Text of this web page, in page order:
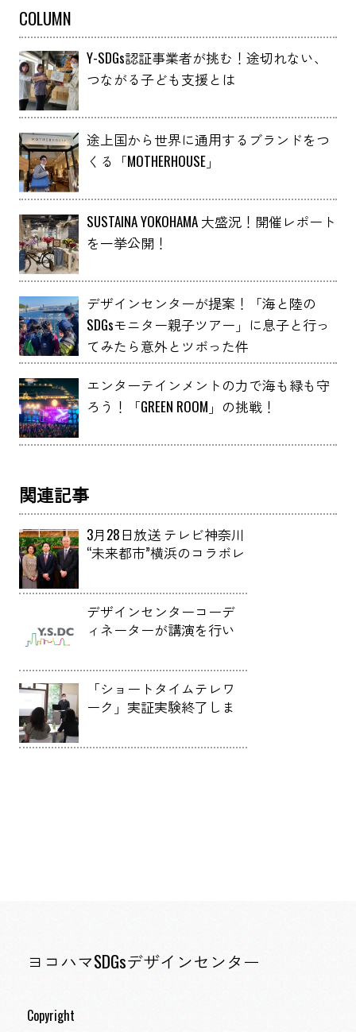
COLUMN
Y-SDGs認証事業者が挑む！途切れない、
つながる子ども支援とは
途上国から世界に通用するブランドをつ
くる「MOTHERHOUSE」
SUSTAINA YOKOHAMA 大盛況！開催レポート
を一挙公開！
デザインセンターが提案！「海と陸の
SDGsモニター親子ツアー」に息子と行っ
てみたら意外とツボった件
エンターテインメントの力で海も緑も守
ろう！「GREEN ROOM」の挑戦！
関連記事
3月28日放送 テレビ神奈川
“未来都市”横浜のコラボレ
信時が出演しました。
デザインセンターコーデ
ィネーターが講演を行い
「ショートタイムテレワ
ーク」実証実験終了しま
ヨコハマSDGsデザインセンター
Copyright